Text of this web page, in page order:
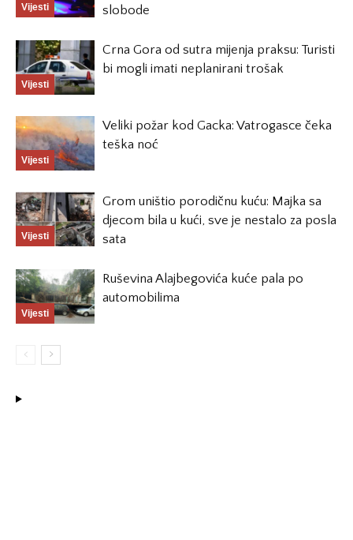
Vijesti
slobode
Vijesti
Crna Gora od sutra mijenja praksu: Turisti
bi mogli imati neplanirani trošak
Vijesti
Veliki požar kod Gacka: Vatrogasce čeka
teška noć
Vijesti
Grom uništio porodičnu kuću: Majka sa
djecom bila u kući, sve je nestalo za posla
sata
Vijesti
Ruševina Alajbegovića kuće pala po
automobilima